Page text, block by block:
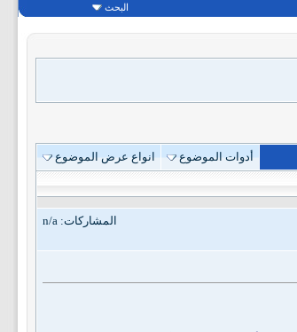
البحث
أدوات الموضوع
انواع عرض الموضوع
المشاركات: n/a